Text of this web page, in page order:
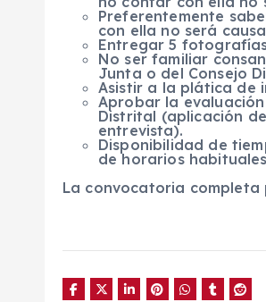
Preferentemente
con ella no será
Entregar 5
No ser familiar
Junta o del Consejo
Asistir a la plática de
Aprobar la
Distrital (aplicación
entrevista).
Disponibilidad de
de horarios
La convocatoria completa